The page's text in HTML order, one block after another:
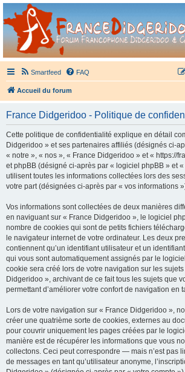
France Didgeridoo
Didgeridoo et Guimbarde sur France Didgeridoo - retrouvez la
Smartfeed FAQ
Accueil du forum
France Didgeridoo - Politique de
Cette politique de confidentialité explique en détail
Didgeridoo » et ses partenaires affiliés (désignés ci-
« notre », « nos », « France Didgeridoo » et « https://
et phpBB (désigné ci-après par « logiciel phpBB » et
utilisent toutes les informations collectées lors des
votre part (désignées ci-après par « vos informations
Vos informations sont collectées de deux manières
en naviguant sur « France Didgeridoo », le logiciel
nombre de cookies qui sont de petits fichiers
le navigateur internet de votre ordinateur. Les deux
contiennent qu’un identifiant utilisateur et un
qui vous sont automatiquement assignés par le
cookie sera créé lors de votre navigation sur les
Didgeridoo », archivant de ce fait tous les sujets que
permettant d’améliorer votre confort de navigation en
Lors de votre navigation sur « France Didgeridoo »,
créer une quatrième sorte de cookies, externes au
pour couvrir uniquement les pages créées par le
manière est de récupérer les informations que vous
collectons. Ceci peut correspondre — mais n’est pas
de messages en tant qu’utilisateur anonyme,